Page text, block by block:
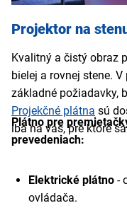
Projektor na
Kvalitný a čistý obraz
bielej a rovnej stene.
základné požiadavky,
Projekčné plátna sú
iba na vás, pre ktoré
Plátno pre
prevedeniach:
Elektrické plátno -
ovládača.